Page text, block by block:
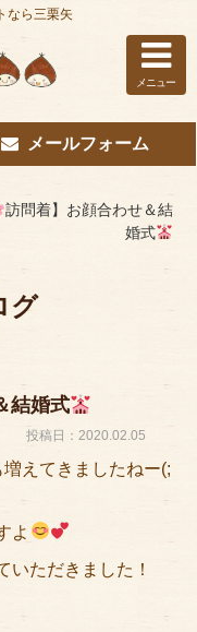
なら三栗矢
メニュー
メールフォーム
訪問着】お顔合わせ＆結
婚式
グ
結婚式
投稿日：2020.02.05
えてきましたねー(;
よ
いただきました！